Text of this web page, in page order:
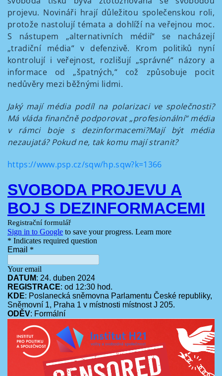
projevu. Novináři hrají důležitou společenskou roli,
protože nastolují témata a dohlíží na veřejnou moc.
S nástupem „alternativních médií“ se nacházejí
„tradiční média“ v defenzivě. Krom politiků nyní
kontrolují i veřejnost, rozlišují „správné“ názory a
informace od „špatných,“ což způsobuje pocit
nedůvěry mezi běžnými lidmi.
Jaký mají média podíl na polarizaci ve společnosti?
Má vláda finančně podporovat „profesionální“ média
v rámci boje s dezinformacemi?Mají být média
nezaujatá? Pokud ne, tak komu mají stranit?
https://www.psp.cz/sqw/hp.sqw?k=1366